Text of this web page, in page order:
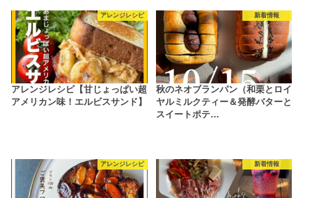
アレンジレシピ
アレンジレシピ【甘じょっぱい超
アメリカン味！エルビスサンド】
新着情報
秋のネオブランパン（和栗とロイ
ヤルミルクティー＆発酵バターと
スイートポテ…
アレンジレシピ 新着情報